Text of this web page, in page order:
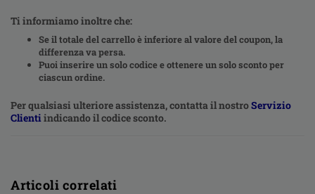
Ti informiamo inoltre che:
Se il totale del carrello è inferiore al valore del coupon, la
differenza va persa.
Puoi inserire un solo codice e ottenere un solo sconto per
ciascun ordine.
Per qualsiasi ulteriore assistenza, contatta il nostroServizio
Clientiindicando il codice sconto.
Articoli correlati